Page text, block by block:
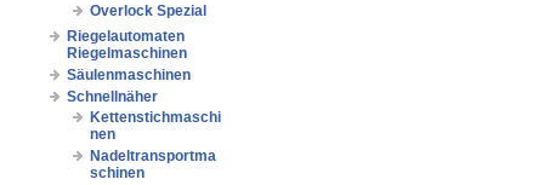
Overlock Spezial
Riegelautomaten
Riegelmaschinen
Säulenmaschinen
Schnellnäher
Kettenstichmaschi
nen
Nadeltransportma
schinen